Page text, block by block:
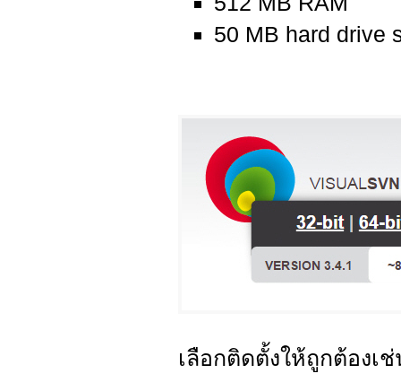
50 MB hard drive
เลือกติดตั้งให้ถูกต้องเ